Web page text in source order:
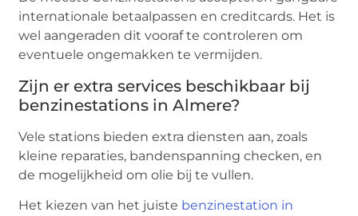
internationale betaalpassen en creditcards. Het is
wel aangeraden dit vooraf te controleren om
eventuele ongemakken te vermijden.
Zijn er extra services beschikbaar bij
benzinestations in Almere?
Vele stations bieden extra diensten aan, zoals
kleine reparaties, bandenspanning checken, en
de mogelijkheid om olie bij te vullen.
Het kiezen van het juiste benzinestation in